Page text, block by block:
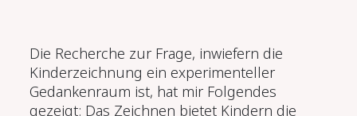
Die Recherche zur Frage, inwiefern die
Kinderzeichnung ein experimenteller
Gedankenraum ist, hat mir Folgendes
gezeigt: Das Zeichnen bietet Kindern die